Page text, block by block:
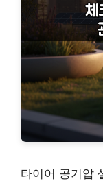
타이어 공기압